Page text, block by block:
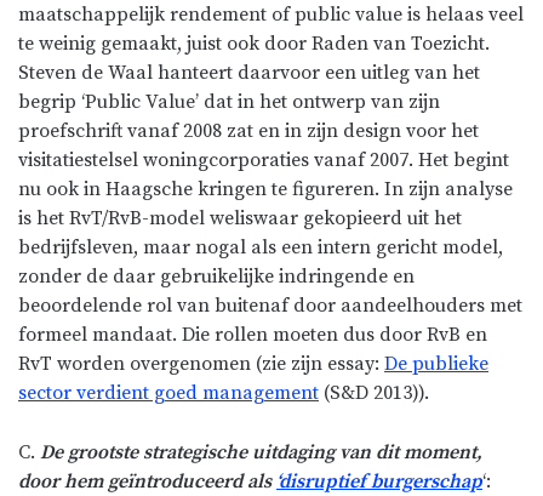
maatschappelijk rendement of public value is helaas veel
te weinig gemaakt, juist ook door Raden van Toezicht.
Steven de Waal hanteert daarvoor een uitleg van het
begrip ‘Public Value’ dat in het ontwerp van zijn
proefschrift vanaf 2008 zat en in zijn design voor het
visitatiestelsel woningcorporaties vanaf 2007. Het begint
nu ook in Haagsche kringen te figureren. In zijn analyse
is het RvT/RvB-model weliswaar gekopieerd uit het
bedrijfsleven, maar nogal als een intern gericht model,
zonder de daar gebruikelijke indringende en
beoordelende rol van buitenaf door aandeelhouders met
formeel mandaat. Die rollen moeten dus door RvB en
RvT worden overgenomen (zie zijn essay: De publieke
sector verdient goed management (S&D 2013)).
C. De grootste strategische uitdaging van dit moment,
door hem geïntroduceerd als ‘disruptief burgerschap‘: